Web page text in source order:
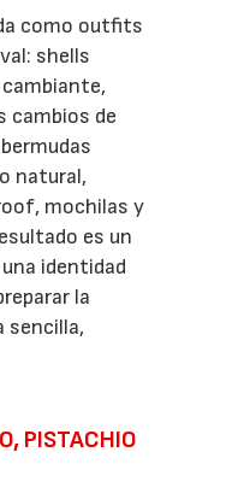
como outfits
shells
cambios de
natural,
mochilas y
es un
identidad
la
sencilla,
PISTACHIO